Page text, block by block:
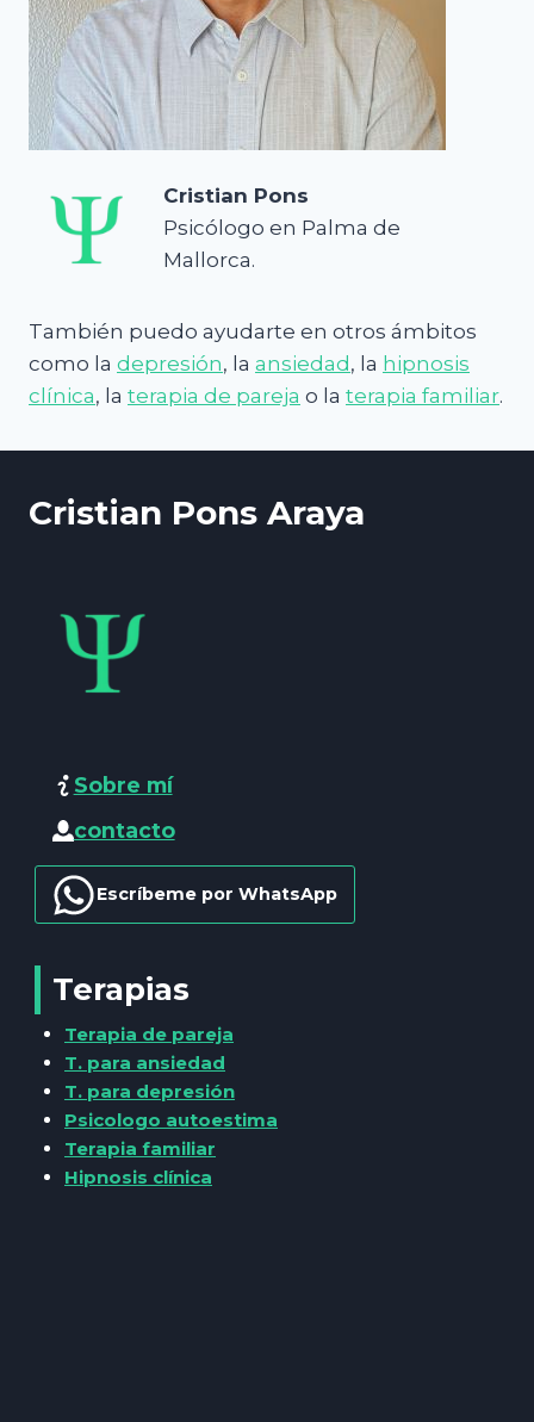
Cristian Pons
Psicólogo en Palma de
Mallorca.
También puedo ayudarte en otros ámbitos
como la depresión, la ansiedad, la hipnosis
clínica, la terapia de pareja o la terapia familiar.
Cristian Pons Araya
Sobre mí
contacto
Escríbeme por WhatsApp
Terapias
Terapia de pareja
T. para ansiedad
T. para depresión
Psicologo autoestima
Terapia familiar
Hipnosis clínica